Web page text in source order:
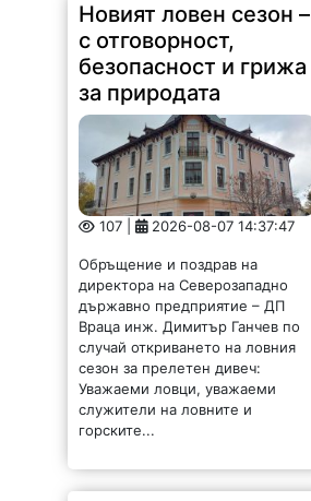
Новият ловен сезон –
с отговорност,
безопасност и грижа
за природата
107 | 2026-08-07 14:37:47
Обръщение и поздрав на
директора на Северозападно
държавно предприятие – ДП
Враца инж. Димитър Ганчев по
случай откриването на ловния
сезон за прелетен дивеч:
Уважаеми ловци, уважаеми
служители на ловните и
горските...